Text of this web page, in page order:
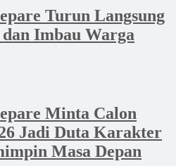
Turun Langsung
Imbau Warga
Minta Calon
Jadi Duta Karakter
Masa Depan